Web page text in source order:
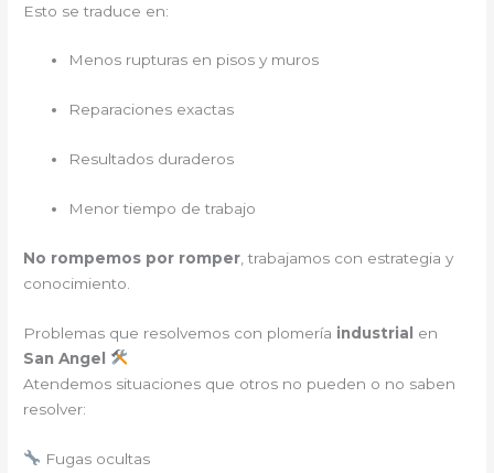
Esto se traduce en:
Menos rupturas en pisos y muros
Reparaciones exactas
Resultados duraderos
Menor tiempo de trabajo
No rompemos por romper , trabajamos con estrategia y
conocimiento.
Problemas que resolvemos con plomería industrial en
San Angel
Atendemos situaciones que otros no pueden o no saben
resolver:
Fugas ocultas